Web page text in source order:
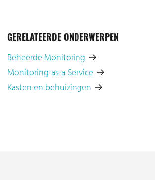
GERELATEERDE ONDERWERPEN
Beheerde Monitoring
Monitoring-as-a-Service
Kasten en behuizingen